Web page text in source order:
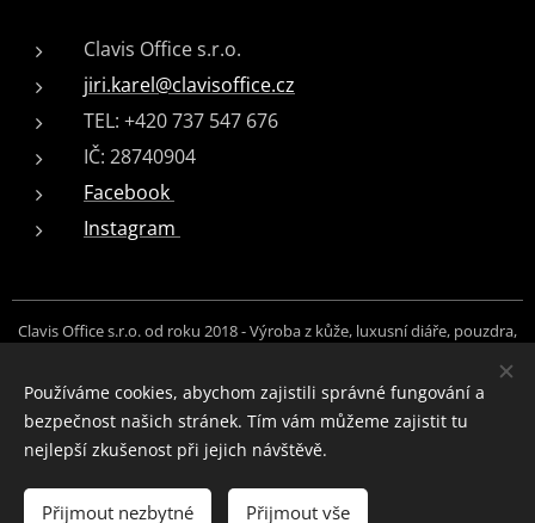
Do košíku
Clavis Office s.r.o.
jiri.karel@clavisoffice.cz
TEL: +420 737 547 676
IČ: 28740904
Facebook
Instagram
Clavis Office s.r.o. od roku 2018 - Výroba z kůže, luxusní diáře, pouzdra,
Foto: Hanny Photography, Jiří Karel, archiv Clavis Office s.r.o.
Cookies
Používáme cookies, abychom zajistili správné fungování a
bezpečnost našich stránek. Tím vám můžeme zajistit tu
nejlepší zkušenost při jejich návštěvě.
Přijmout nezbytné Přijmout vše